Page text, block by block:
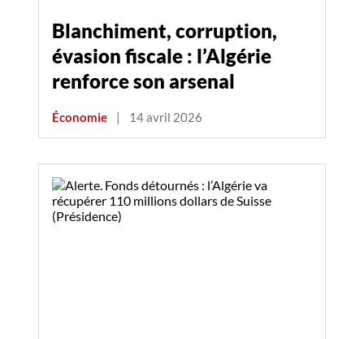
Blanchiment, corruption,
évasion fiscale : l’Algérie
renforce son arsenal
Économie | 14 avril 2026